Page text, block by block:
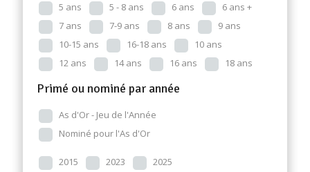
5 ans
5 - 8 ans 6 ans
6 ans +
7 ans
7-9 ans 8 ans
9 ans
10-15 ans
16-18 ans
10 ans
12 ans
14 ans 16 ans 18 ans
Primé ou nominé par année
As d'Or - Jeu de l'Année
Nominé pour l'As d'Or
2015 2023
2025